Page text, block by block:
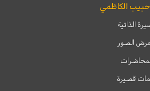
الكاظمي
الذاتية
الصور
قصيرة